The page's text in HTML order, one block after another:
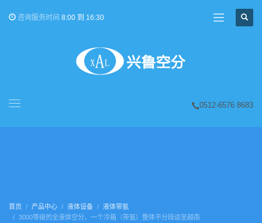
咨询服务时间 8:00 到 16:30
0512-6576 8683
首页 产品中心 液体设备
液体带氩
3000等级的全液体空分，一个冷箱（带氩）整体不分段运至越南